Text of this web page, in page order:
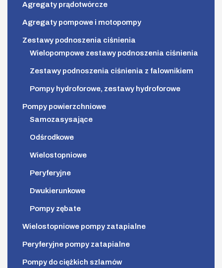
Agregaty prądotwórcze
Agregaty pompowe i motopompy
Zestawy podnoszenia ciśnienia
Wielopompowe zestawy podnoszenia ciśnienia
Zestawy podnoszenia ciśnienia z falownikiem
Pompy hydroforowe, zestawy hydroforowe
Pompy powierzchniowe
Samozasysające
Odśrodkowe
Wielostopniowe
Peryferyjne
Dwukierunkowe
Pompy zębate
Wielostopniowe pompy zatapialne
Peryferyjne pompy zatapialne
Pompy do ciężkich szlamów